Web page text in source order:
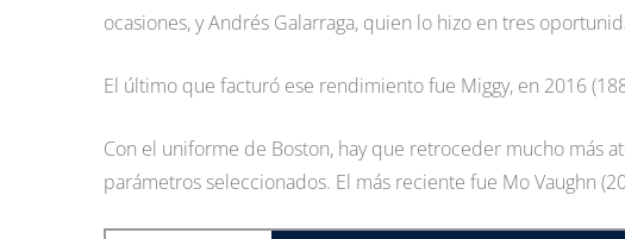
ocasiones, y Andrés Galarraga, quien lo hizo en tres
El último que facturó ese rendimiento fue Miggy, en 2016
Con el uniforme de Boston, hay que retroceder mucho más
parámetros seleccionados. El más reciente fue Mo Vaughn